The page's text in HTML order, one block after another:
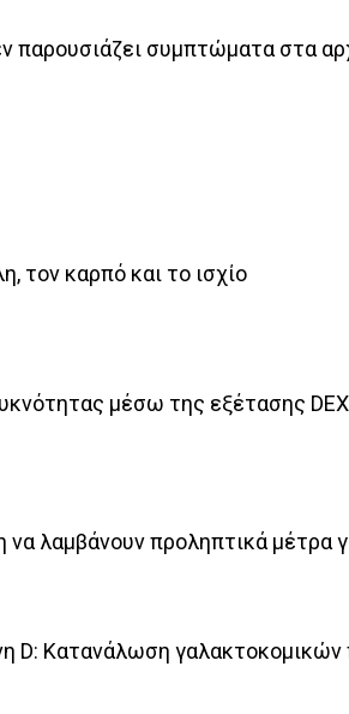
συμπτώματα στα
τον καρπό και το ισχίο
μέσω της εξέτασης
να λαμβάνουν προληπτικά μέτρα
D: Κατανάλωση